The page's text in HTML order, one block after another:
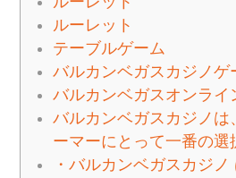
ルーレット
テーブルゲーム
バルカンベガスカジノゲ
バルカンベガスオンライ
バルカンベガスカジノは
ーマーにとって一番の選
・バルカンベガスカジノ